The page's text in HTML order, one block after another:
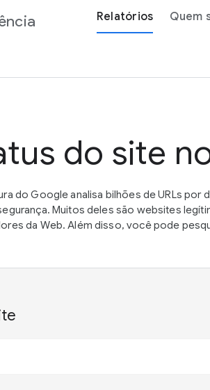
Relatórios Quem
do site
do Google analisa bilhões de URLs
Muitos deles são websites
da Web. Além disso, você pode